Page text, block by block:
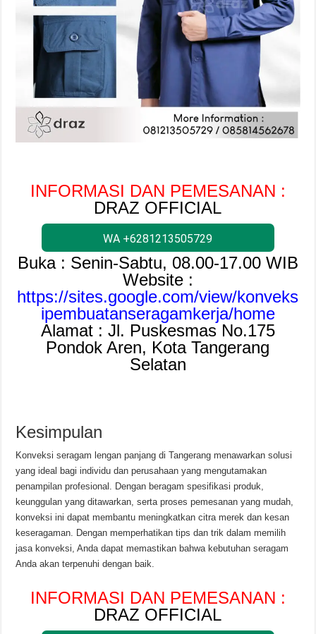
INFORMASI DAN PEMESANAN :
DRAZ OFFICIAL
WA +6281213505729
Buka : Senin-Sabtu, 08.00-17.00 WIB
Website :
https://sites.google.com/view/konveks
ipembuatanseragamkerja/home
Alamat : Jl. Puskesmas No.175
Pondok Aren, Kota Tangerang
Selatan
Kesimpulan
Konveksi seragam lengan panjang di Tangerang menawarkan solusi
yang ideal bagi individu dan perusahaan yang mengutamakan
penampilan profesional. Dengan beragam spesifikasi produk,
keunggulan yang ditawarkan, serta proses pemesanan yang mudah,
konveksi ini dapat membantu meningkatkan citra merek dan kesan
keseragaman. Dengan memperhatikan tips dan trik dalam memilih
jasa konveksi, Anda dapat memastikan bahwa kebutuhan seragam
Anda akan terpenuhi dengan baik.
INFORMASI DAN PEMESANAN :
DRAZ OFFICIAL